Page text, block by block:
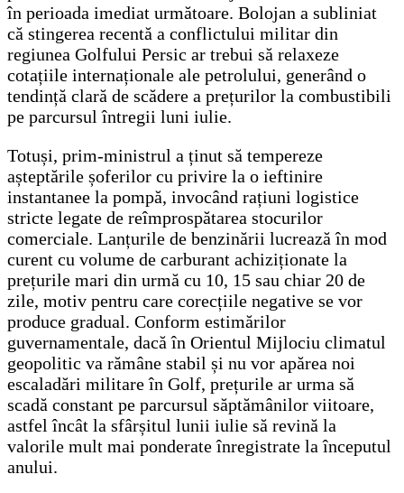
în perioada imediat următoare. Bolojan a subliniat
că stingerea recentă a conflictului militar din
regiunea Golfului Persic ar trebui să relaxeze
cotațiile internaționale ale petrolului, generând o
tendință clară de scădere a prețurilor la combustibili
pe parcursul întregii luni iulie.
Totuși, prim-ministrul a ținut să tempereze
așteptările șoferilor cu privire la o ieftinire
instantanee la pompă, invocând rațiuni logistice
stricte legate de reîmprospătarea stocurilor
comerciale. Lanțurile de benzinării lucrează în mod
curent cu volume de carburant achiziționate la
prețurile mari din urmă cu 10, 15 sau chiar 20 de
zile, motiv pentru care corecțiile negative se vor
produce gradual. Conform estimărilor
guvernamentale, dacă în Orientul Mijlociu climatul
geopolitic va rămâne stabil și nu vor apărea noi
escaladări militare în Golf, prețurile ar urma să
scadă constant pe parcursul săptămânilor viitoare,
astfel încât la sfârșitul lunii iulie să revină la
valorile mult mai ponderate înregistrate la începutul
anului.